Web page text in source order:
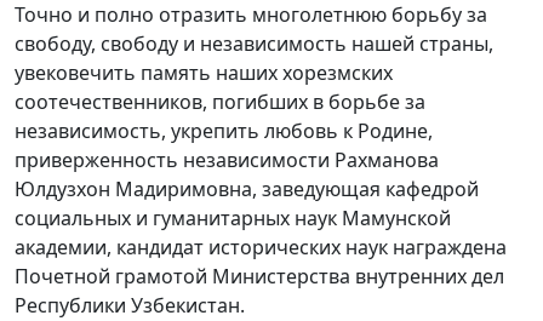
Точно и полно отразить многолетнюю борьбу за
свободу, свободу и независимость нашей страны,
увековечить память наших хорезмских
соотечественников, погибших в борьбе за
независимость, укрепить любовь к Родине,
приверженность независимости Рахманова
Юлдузхон Мадиримовна, заведующая кафедрой
социальных и гуманитарных наук Мамунской
академии, кандидат исторических наук награждена
Почетной грамотой Министерства внутренних дел
Республики Узбекистан.